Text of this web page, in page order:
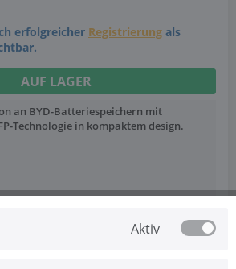
erfolgreicher Registrierung als
AUF LAGER
an BYD-Batteriespeichern mit
Technologie in kompaktem design.
Aktiv